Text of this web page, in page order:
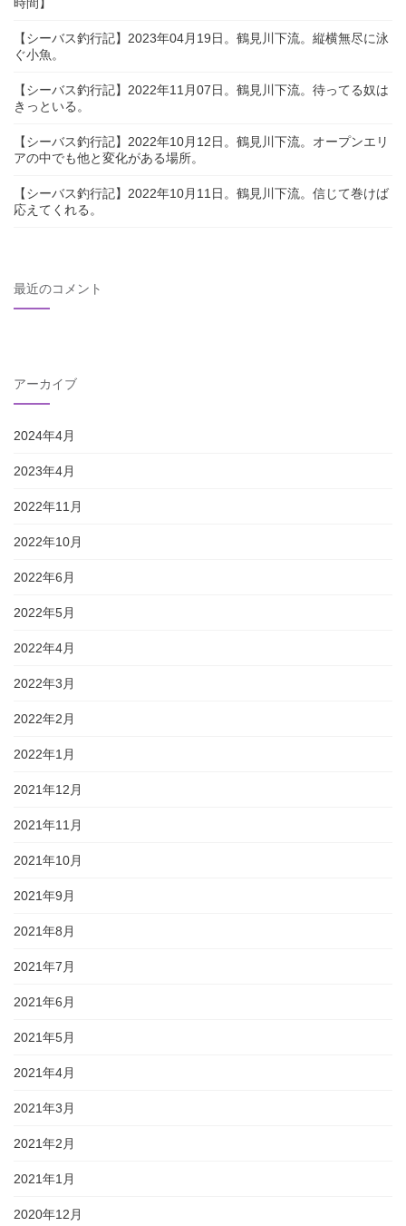
【シーバス釣行記】2023年04月19日。鶴見川下流。縦横無尽に泳
ぐ小魚。
【シーバス釣行記】2022年11月07日。鶴見川下流。待ってる奴は
きっといる。
【シーバス釣行記】2022年10月12日。鶴見川下流。オープンエリ
アの中でも他と変化がある場所。
【シーバス釣行記】2022年10月11日。鶴見川下流。信じて巻けば
応えてくれる。
最近のコメント
アーカイブ
2024年4月
2023年4月
2022年11月
2022年10月
2022年6月
2022年5月
2022年4月
2022年3月
2022年2月
2022年1月
2021年12月
2021年11月
2021年10月
2021年9月
2021年8月
2021年7月
2021年6月
2021年5月
2021年4月
2021年3月
2021年2月
2021年1月
2020年12月